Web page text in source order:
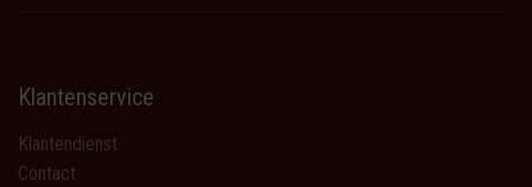
Klantenservice
Klantendienst
Contact